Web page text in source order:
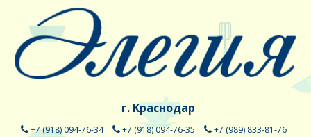
г. Краснодар
+7 (918) 094-76-34 +7 (918) 094-76-35
+7 (989) 833-81-76